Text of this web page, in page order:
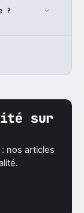
?
sur
nos articles